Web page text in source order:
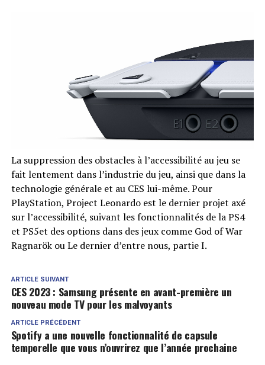
La suppression des obstacles à l’accessibilité au jeu se
fait lentement dans l’industrie du jeu, ainsi que dans la
technologie générale et au CES lui-même. Pour
PlayStation, Project Leonardo est le dernier projet axé
sur l’accessibilité, suivant les fonctionnalités de la PS4
et PS5et des options dans des jeux comme God of War
Ragnarök ou Le dernier d’entre nous, partie I.
ARTICLE SUIVANT
CES 2023 : Samsung présente en avant-première un
nouveau mode TV pour les malvoyants
ARTICLE PRÉCÉDENT
Spotify a une nouvelle fonctionnalité de capsule
temporelle que vous n’ouvrirez que l’année prochaine